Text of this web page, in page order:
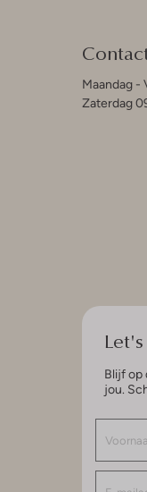
Maandag -
Zaterdag
Blijf op
jou.